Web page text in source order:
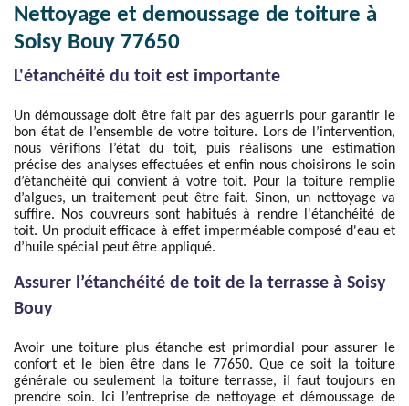
Nettoyage et demoussage de toiture à
Soisy Bouy 77650
L'étanchéité du toit est importante
Un démoussage doit être fait par des aguerris pour garantir le
bon état de l’ensemble de votre toiture. Lors de l’intervention,
nous vérifions l’état du toit, puis réalisons une estimation
précise des analyses effectuées et enfin nous choisirons le soin
d’étanchéité qui convient à votre toit. Pour la toiture remplie
d’algues, un traitement peut être fait. Sinon, un nettoyage va
suffire. Nos couvreurs sont habitués à rendre l'étanchéité de
toit. Un produit efficace à effet imperméable composé d'eau et
d’huile spécial peut être appliqué.
Assurer l’étanchéité de toit de la terrasse à Soisy
Bouy
Avoir une toiture plus étanche est primordial pour assurer le
confort et le bien être dans le 77650. Que ce soit la toiture
générale ou seulement la toiture terrasse, il faut toujours en
prendre soin. Ici l’entreprise de nettoyage et démoussage de